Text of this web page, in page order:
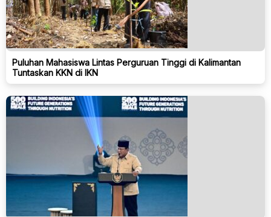
Puluhan Mahasiswa Lintas Perguruan Tinggi di Kalimantan
Tuntaskan KKN di IKN